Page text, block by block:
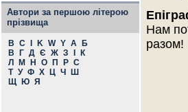
Автори за першою літерою
прізвища
B C K W Y А
Б
В
Г Д Є Ж З
К
Л
М Н О П Р С
Т У Ф Х Ц Ч
Ш
Щ
Ю Я
Нам
разом!